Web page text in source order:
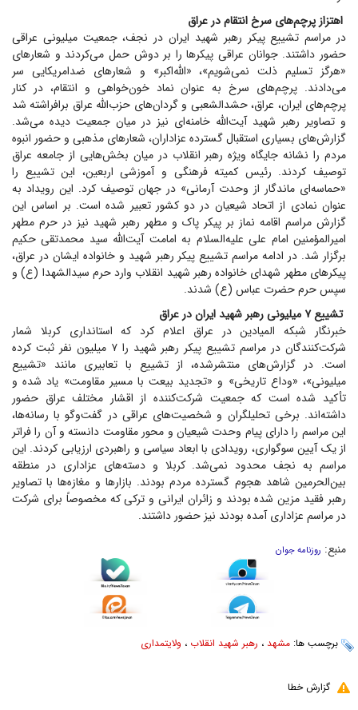
اهتزاز پرچم‌های سرخ انتقام در عراق
در مراسم تشییع پیکر رهبر شهید ایران در نجف، جمعیت میلیونی عراقی
حضور داشتند. جوانان عراقی پیکر‌ها را بر دوش حمل می‌کردند و شعار‌های
«هرگز تسلیم ذلت نمی‌شویم»، «الله‌اکبر» و شعار‌های ضدامریکایی سر
می‌دادند. پرچم‌های سرخ به عنوان نماد خون‌خواهی و انتقام، در کنار
پرچم‌های ایران، عراق، حشدالشعبی و گردان‌های حزب‌الله عراق برافراشته شد
و تصاویر رهبر شهید آیت‌الله خامنه‌ای نیز در میان جمعیت دیده می‌شد.
گزارش‌های بسیاری استقبال گسترده عزاداران، شعار‌های مذهبی و حضور انبوه
مردم را نشانه جایگاه ویژه رهبر انقلاب در میان بخش‌هایی از جامعه عراق
توصیف کردند. رئیس کمیته فرهنگی و آموزشی اربعین، این تشییع را
«حماسه‌ای ماندگار از وحدت آرمانی» در جهان توصیف کرد. این رویداد به
عنوان نمادی از اتحاد شیعیان در دو کشور تعبیر شده است. بر اساس این
گزارش مراسم اقامه نماز بر پیکر پاک و مطهر رهبر شهید نیز در حرم مطهر
امیرالمؤمنین امام علی علیه‌السلام به امامت آیت‌الله سید محمدتقی حکیم
برگزار شد. در ادامه مراسم تشییع پیکر رهبر شهید و خانواده ایشان در عراق،
پیکر‌های مطهر شهدای خانواده رهبر شهید انقلاب وارد حرم سیدالشهدا (ع) و
سپس حرم حضرت عباس (ع) شدند.
تشییع ۷ میلیونی رهبر شهید ایران در عراق
خبرنگار شبکه المیادین در عراق اعلام کرد که استانداری کربلا شمار
شرکت‌کنندگان در مراسم تشییع پیکر رهبر شهید را ۷ میلیون نفر ثبت کرده
است. در گزارش‌های منتشرشده، از تشییع با تعابیری مانند «تشییع
میلیونی»، «وداع تاریخی» و «تجدید بیعت با مسیر مقاومت» یاد شده و
تأکید شده است که جمعیت شرکت‌کننده از اقشار مختلف عراق حضور
داشته‌اند. برخی تحلیلگران و شخصیت‌های عراقی در گفت‌و‌گو با رسانه‌ها،
این مراسم را دارای پیام وحدت شیعیان و محور مقاومت دانسته و آن را فراتر
از یک آیین سوگواری، رویدادی با ابعاد سیاسی و راهبردی ارزیابی کردند. این
مراسم به نجف محدود نمی‌شد. کربلا و دسته‌های عزاداری در منطقه
بین‌الحرمین شاهد هجوم گسترده مردم بودند. بازار‌ها و مغازه‌ها با تصاویر
رهبر فقید مزین شده بودند و زائران ایرانی و ترکی که مخصوصاً برای شرکت
در مراسم عزاداری آمده بودند نیز حضور داشتند.
منبع: روزنامه جوان
برچسب ها: مشهد ، رهبر شهید انقلاب ، ولایتمداری
گزارش خطا